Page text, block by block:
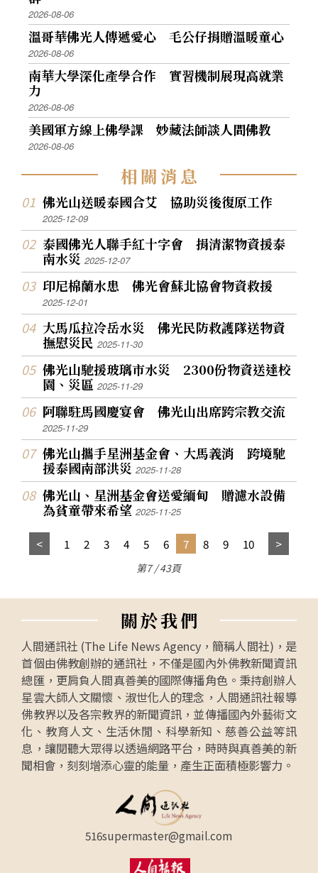
2026-08-06
溫哥華佛光人傳遞愛心 毛公仔捐贈溫暖童心
2026-08-06
南華大學深化產學合作 實習機制展現高就業
力
2026-08-06
美國軍方線上佛學課 妙藏法師談人間佛教
2026-08-06
相關消息
佛光山送暖泰國合艾 協助災後復原工作
2025-12-09
泰國佛光人聯手紅十字會 捐清潔物資援泰
南水災2025-12-07
印尼棉蘭水患 佛光會蘇北協會物資救援
2025-12-01
大馬瓜拉冷岳水災 佛光民防救護隊送物資
撫慰災民2025-11-30
佛光山馳援玻璃市水災 2300份物資送達校
園、災區2025-11-29
阿聯駐馬國慶宴會 佛光山出席跨宗教交流
2025-11-29
佛光山攜手星洲基金會、大馬義消 跨境馳
援泰國南部洪災2025-11-28
佛光山、星洲基金會送愛緬甸 贈濾水設備
為貧童帶來希望2025-11-25
1 2 3 4 5 6 7 8 9 10
第7 / 43頁
關於我們
人間通訊社 (The Life News Agency，簡稱人間社)，是
首個由佛教創辦的通訊社，不僅是國內外佛教新聞資訊
總匯，更肩負人間真善美的國際傳播角色。秉持創辦人
星雲大師人文關懷、淑世化人的理念，人間通訊社報導
佛教界以及各宗教界的新聞資訊，並傳播國內外藝術文
化、教育人文、生活休閒、科學新知、慈善公益等訊
息，讓閱聽大眾得以透過網路平台，時時與真善美的新
聞相會，刻刻增添心靈的能量，產生正面積極影響力。
516supermaster@gmail.com